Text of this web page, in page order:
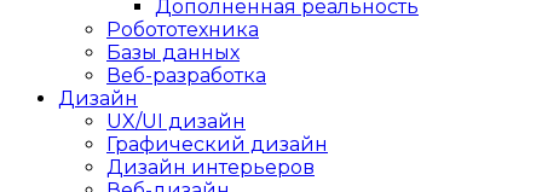
Дополненная реальность
Робототехника
Базы данных
Веб-разработка
Дизайн
UX/UI дизайн
Графический дизайн
Дизайн интерьеров